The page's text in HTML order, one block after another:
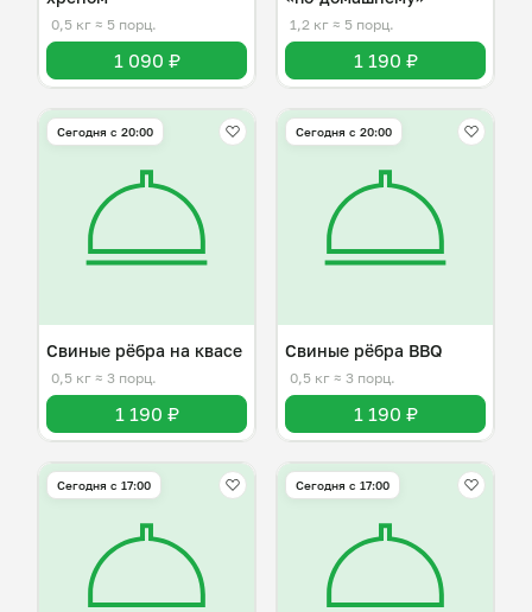
0,5 кг ≈ 5 порц.
1 090 ₽
1,2 кг ≈ 5 порц.
1 190 ₽
Сегодня с 20:00
Свиные рёбра на квасе
0,5 кг ≈ 3 порц.
1 190 ₽
Сегодня с 20:00
Свиные рёбра BBQ
0,5 кг ≈ 3 порц.
1 190 ₽
Сегодня с 17:00 Сегодня с 17:00